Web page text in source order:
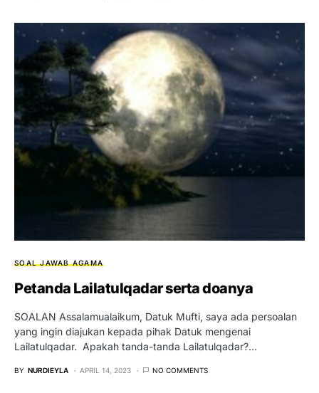
SOAL JAWAB AGAMA
Petanda Lailatulqadar serta doanya
SOALAN Assalamualaikum, Datuk Mufti, saya ada persoalan
yang ingin diajukan kepada pihak Datuk mengenai
Lailatulqadar. Apakah tanda-tanda Lailatulqadar?…
BY NURDIEYLA APRIL 14, 2023 NO COMMENTS